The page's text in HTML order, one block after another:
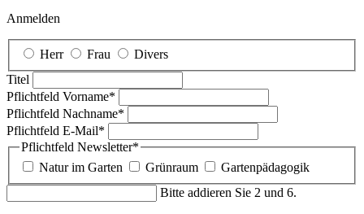
Anmelden
Herr Frau
Divers
Titel
Pflichtfeld Vorname*
Pflichtfeld Nachname*
Pflichtfeld E-Mail*
Pflichtfeld Newsletter*
Natur im Garten
Grünraum
Gartenpädagogik
Bitte addieren Sie 2 und 6.